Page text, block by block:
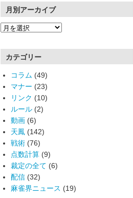
月別アーカイブ
カテゴリー
コラム (49)
マナー (23)
リンク (10)
ルール (2)
動画 (6)
天鳳 (142)
戦術 (76)
点数計算 (9)
裁定の全て (6)
配信 (32)
麻雀界ニュース (19)